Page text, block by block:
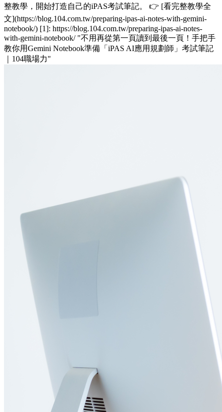
整教學，開始打造自己的iPAS考試筆記。 👉 [看完整教學全
文](https://blog.104.com.tw/preparing-ipas-ai-notes-with-gemini-
notebook/) [1]: https://blog.104.com.tw/preparing-ipas-ai-notes-
with-gemini-notebook/ "不用再從第一頁讀到最後一頁！手把手
教你用Gemini Notebook準備「iPAS AI應用規劃師」考試筆記
｜104職場力"